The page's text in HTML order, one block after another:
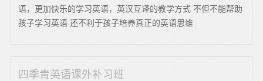
语，更加快乐的学习英语，英汉互译的教学方式 不但不能帮助
孩子学习英语 还不利于孩子培养真正的英语思维
四季青英语课外补习班